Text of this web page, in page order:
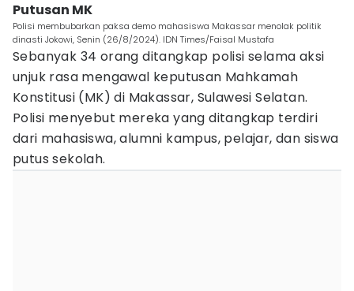
Putusan MK
Polisi membubarkan paksa demo mahasiswa Makassar menolak politik
dinasti Jokowi, Senin (26/8/2024). IDN Times/Faisal Mustafa
Sebanyak 34 orang ditangkap polisi selama aksi
unjuk rasa mengawal keputusan Mahkamah
Konstitusi (MK) di Makassar, Sulawesi Selatan.
Polisi menyebut mereka yang ditangkap terdiri
dari mahasiswa, alumni kampus, pelajar, dan siswa
putus sekolah.